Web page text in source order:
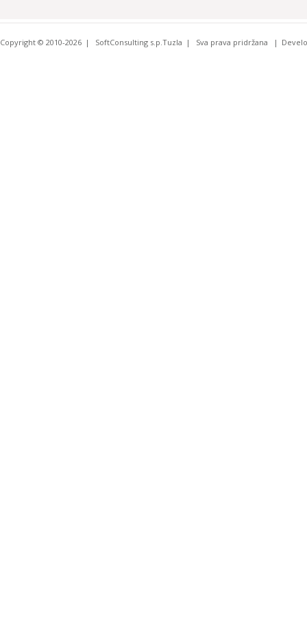
Copyright © 2010-2026 SoftConsulting s.p.Tuzla Sva prava pridržana